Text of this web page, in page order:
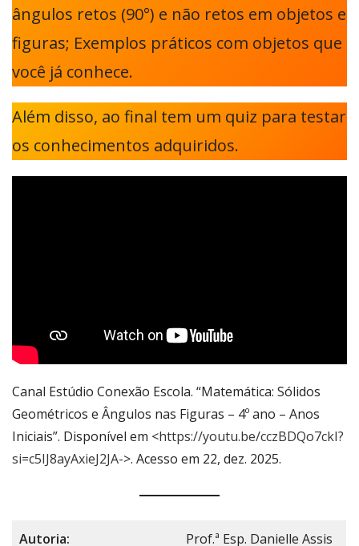
ângulos retos (90°) e não retos em objetos e
figuras; Exemplos práticos com objetos que
você já conhece.
Além disso, ao final tem um quiz para testar
os conhecimentos adquiridos.
Canal Estúdio Conexão Escola. “Matemática: Sólidos
Geométricos e Ângulos nas Figuras – 4º ano – Anos
Iniciais”. Disponível em <https://youtu.be/cczBDQo7ckI?
si=c5IJ8ayAxieJ2JA->. Acesso em 22, dez. 2025.
Autoria:
Prof.ª Esp. Danielle Assis